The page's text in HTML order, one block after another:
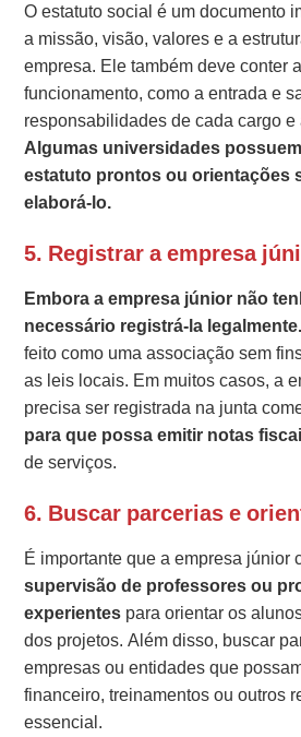
O estatuto social é um documento
a missão, visão, valores e a
empresa. Ele também deve conter
funcionamento, como a entrada e
responsabilidades de cada cargo e
Algumas universidades
estatuto prontos ou orientações
elaborá-lo.
5. Registrar a empresa
Embora a empresa júnior não
necessário registrá-la legalmente.
feito como uma associação sem
as leis locais. Em muitos casos, a
precisa ser registrada na junta
para que possa emitir notas
de serviços.
6. Buscar parcerias e
É importante que a empresa júnior
supervisão de professores ou
experientes para orientar os
dos projetos. Além disso, buscar
empresas ou entidades que
financeiro, treinamentos ou outros
essencial.